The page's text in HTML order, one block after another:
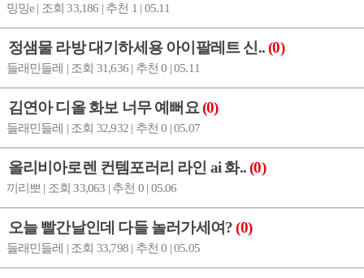
밍밍e | 조회 33,186 | 추천 1 | 05.11
정샘물 라방 대기하세용 아이팔레트 신..(0)
들래민들레 | 조회 31,636 | 추천 0 | 05.11
김연아 디올 화보 너무 예뻐요(0)
들래민들레 | 조회 32,932 | 추천 0 | 05.07
올리비아로렌 컨템포러리 라인 ai 화..(0)
끼리뽀 | 조회 33,063 | 추천 0 | 05.06
오늘 빨간날인데 다들 놀러가세여?(0)
들래민들레 | 조회 33,798 | 추천 0 | 05.05